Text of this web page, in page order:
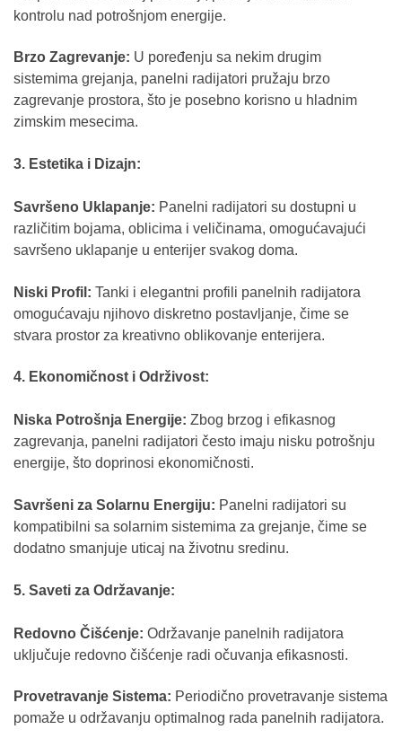
kontrolu nad potrošnjom energije.
Brzo Zagrevanje: U poređenju sa nekim drugim
sistemima grejanja, panelni radijatori pružaju brzo
zagrevanje prostora, što je posebno korisno u hladnim
zimskim mesecima.
3. Estetika i Dizajn:
Savršeno Uklapanje: Panelni radijatori su dostupni u
različitim bojama, oblicima i veličinama, omogućavajući
savršeno uklapanje u enterijer svakog doma.
Niski Profil: Tanki i elegantni profili panelnih radijatora
omogućavaju njihovo diskretno postavljanje, čime se
stvara prostor za kreativno oblikovanje enterijera.
4. Ekonomičnost i Održivost:
Niska Potrošnja Energije: Zbog brzog i efikasnog
zagrevanja, panelni radijatori često imaju nisku potrošnju
energije, što doprinosi ekonomičnosti.
Savršeni za Solarnu Energiju: Panelni radijatori su
kompatibilni sa solarnim sistemima za grejanje, čime se
dodatno smanjuje uticaj na životnu sredinu.
5. Saveti za Održavanje:
Redovno Čišćenje: Održavanje panelnih radijatora
uključuje redovno čišćenje radi očuvanja efikasnosti.
Provetravanje Sistema: Periodično provetravanje sistema
pomaže u održavanju optimalnog rada panelnih radijatora.